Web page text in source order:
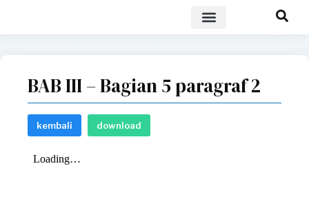
BAB III – Bagian 5 paragraf 2
kembali download